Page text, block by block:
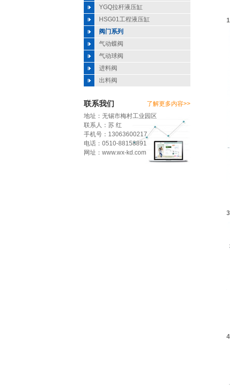
YGQ拉杆液压缸
HSG01工程液压缸
阀门系列
气动蝶阀
气动球阀
进料阀
出料阀
联系我们
了解更多内容>>
地址：无锡市梅村工业园区
联系人：苏 红
手机号：13063600217
电话：0510-88158891
网址：www.wx-kd.com